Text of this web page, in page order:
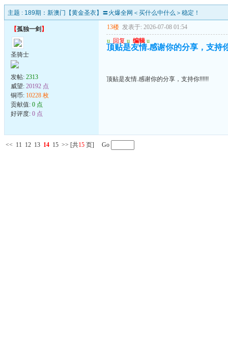
主题 : 189期：新澳门【黄金圣衣】〓火爆全网＜买什么中什么＞稳定！
【孤独一剑 】
圣骑士
发帖: 2313
威望: 20192 点
铜币: 10228 枚
贡献值: 0 点
好评度: 0 点
13楼 发表于: 2026-07-08 01:54
u 回复 u 编辑 u
顶贴是友情.感谢你的分享，支持
顶贴是友情.感谢你的分享，支持你!!!!!!
<< 11 12 13 14 15 >> [共15 页] Go